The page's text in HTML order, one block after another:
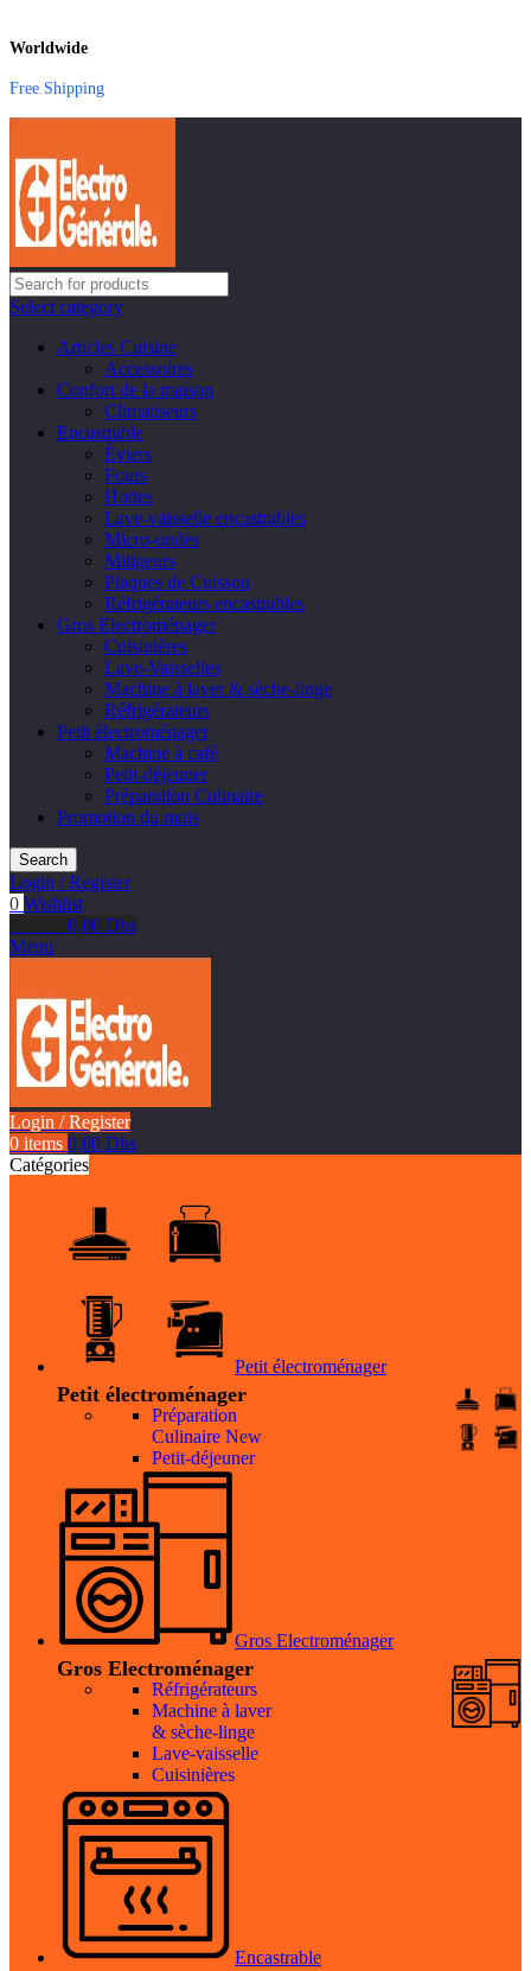
Worldwide
Free Shipping
Select category
Articles Cuisine
Accessoires
Confort de la maison
Climatiseurs
Encastrable
Éviers
Fours
Hottes
Lave-vaisselle encastrables
Micro-ondes
Mitigeurs
Plaques de Cuisson
Réfrigérateurs encastrables
Gros Electroménager
Cuisinières
Lave-Vaisselles
Machine à laver & sèche-linge
Réfrigérateurs
Petit électroménager
Machine à café
Petit-déjeuner
Préparation Culinaire
Promotion du mois
Search
Login / Register
0 Wishlist
0,00 Dhs
Menu
Login / Register
0 items 0,00 Dhs
Catégories
Petit électroménager
Petit électroménager
Préparation
Culinaire New
Petit-déjeuner
Gros Electroménager
Gros Electroménager
Réfrigérateurs
Machine à laver
& sèche-linge
Lave-vaisselle
Cuisinières
Encastrable